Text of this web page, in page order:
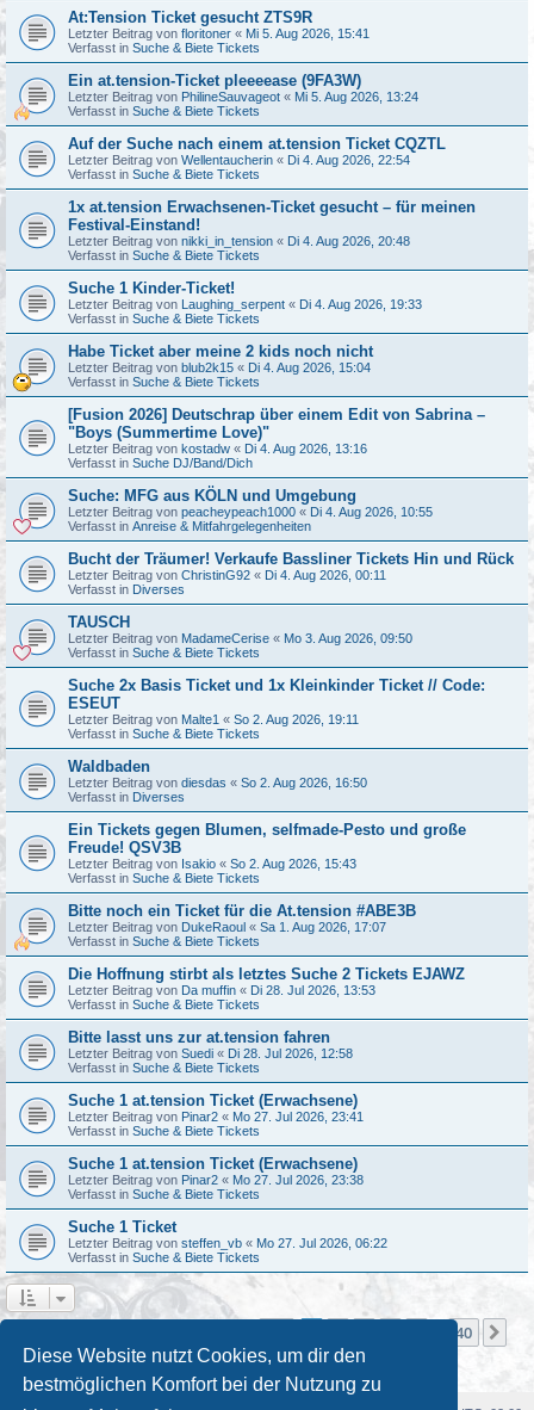
Diese Website nutzt Cookies, um dir den
bestmöglichen Komfort bei der Nutzung zu
At:Tension Ticket gesucht ZTS9R
Letzter Beitrag von floritoner « Mi 5. Aug 2026, 15:41
Verfasst in Suche & Biete Tickets
Ein at.tension-Ticket pleeeease (9FA3W)
Letzter Beitrag von PhilineSauvageot « Mi 5. Aug 2026, 13:24
Verfasst in Suche & Biete Tickets
Auf der Suche nach einem at.tension Ticket CQZTL
Letzter Beitrag von Wellentaucherin « Di 4. Aug 2026, 22:54
Verfasst in Suche & Biete Tickets
1x at.tension Erwachsenen-Ticket gesucht – für meinen
Festival-Einstand!
Letzter Beitrag von nikki_in_tension « Di 4. Aug 2026, 20:48
Verfasst in Suche & Biete Tickets
Suche 1 Kinder-Ticket!
Letzter Beitrag von Laughing_serpent « Di 4. Aug 2026, 19:33
Verfasst in Suche & Biete Tickets
Habe Ticket aber meine 2 kids noch nicht
Letzter Beitrag von blub2k15 « Di 4. Aug 2026, 15:04
Verfasst in Suche & Biete Tickets
[Fusion 2026] Deutschrap über einem Edit von Sabrina –
"Boys (Summertime Love)"
Letzter Beitrag von kostadw « Di 4. Aug 2026, 13:16
Verfasst in Suche DJ/Band/Dich
Suche: MFG aus KÖLN und Umgebung
Letzter Beitrag von peacheypeach1000 « Di 4. Aug 2026, 10:55
Verfasst in Anreise & Mitfahrgelegenheiten
Bucht der Träumer! Verkaufe Bassliner Tickets Hin und Rück
Letzter Beitrag von ChristinG92 « Di 4. Aug 2026, 00:11
Verfasst in Diverses
TAUSCH
Letzter Beitrag von MadameCerise « Mo 3. Aug 2026, 09:50
Verfasst in Suche & Biete Tickets
Suche 2x Basis Ticket und 1x Kleinkinder Ticket // Code:
ESEUT
Letzter Beitrag von Malte1 « So 2. Aug 2026, 19:11
Verfasst in Suche & Biete Tickets
Waldbaden
Letzter Beitrag von diesdas « So 2. Aug 2026, 16:50
Verfasst in Diverses
Ein Tickets gegen Blumen, selfmade-Pesto und große
Freude! QSV3B
Letzter Beitrag von Isakio « So 2. Aug 2026, 15:43
Verfasst in Suche & Biete Tickets
Bitte noch ein Ticket für die At.tension #ABE3B
Letzter Beitrag von DukeRaoul « Sa 1. Aug 2026, 17:07
Verfasst in Suche & Biete Tickets
Die Hoffnung stirbt als letztes Suche 2 Tickets EJAWZ
Letzter Beitrag von Da muffin « Di 28. Jul 2026, 13:53
Verfasst in Suche & Biete Tickets
Bitte lasst uns zur at.tension fahren
Letzter Beitrag von Suedi « Di 28. Jul 2026, 12:58
Verfasst in Suche & Biete Tickets
Suche 1 at.tension Ticket (Erwachsene)
Letzter Beitrag von Pinar2 « Mo 27. Jul 2026, 23:41
Verfasst in Suche & Biete Tickets
Suche 1 at.tension Ticket (Erwachsene)
Letzter Beitrag von Pinar2 « Mo 27. Jul 2026, 23:38
Verfasst in Suche & Biete Tickets
Suche 1 Ticket
Letzter Beitrag von steffen_vb « Mo 27. Jul 2026, 06:22
Verfasst in Suche & Biete Tickets
40